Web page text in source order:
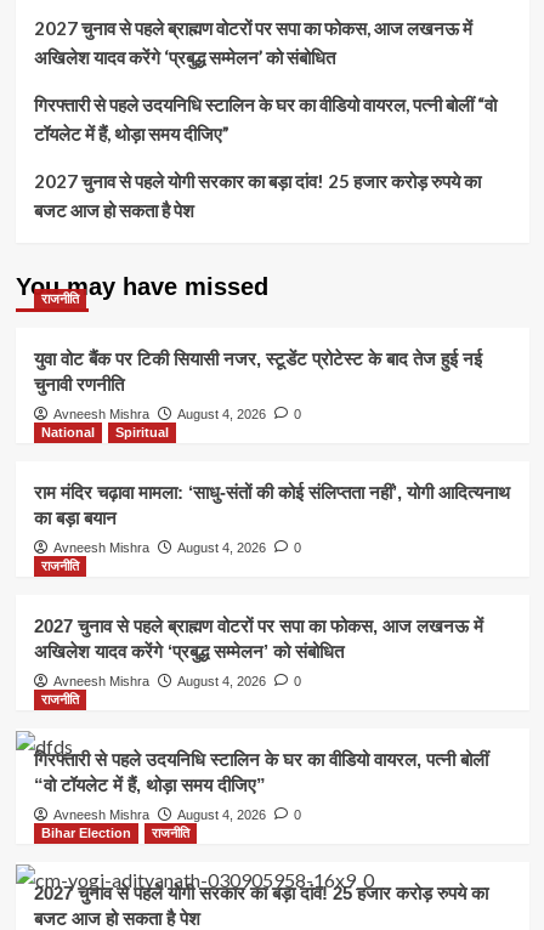
2027 चुनाव से पहले ब्राह्मण वोटरों पर सपा का फोकस, आज लखनऊ में
अखिलेश यादव करेंगे ‘प्रबुद्ध सम्मेलन’ को संबोधित
गिरफ्तारी से पहले उदयनिधि स्टालिन के घर का वीडियो वायरल, पत्नी बोलीं “वो
टॉयलेट में हैं, थोड़ा समय दीजिए”
2027 चुनाव से पहले योगी सरकार का बड़ा दांव! 25 हजार करोड़ रुपये का
बजट आज हो सकता है पेश
You may have missed
राजनीति
युवा वोट बैंक पर टिकी सियासी नजर, स्टूडेंट प्रोटेस्ट के बाद तेज हुई नई
चुनावी रणनीति
Avneesh Mishra August 4, 2026
0
National
Spiritual
राम मंदिर चढ़ावा मामला: ‘साधु-संतों की कोई संलिप्तता नहीं’, योगी आदित्यनाथ
का बड़ा बयान
Avneesh Mishra August 4, 2026
0
राजनीति
2027 चुनाव से पहले ब्राह्मण वोटरों पर सपा का फोकस, आज लखनऊ में
अखिलेश यादव करेंगे ‘प्रबुद्ध सम्मेलन’ को संबोधित
Avneesh Mishra August 4, 2026
0
राजनीति
गिरफ्तारी से पहले उदयनिधि स्टालिन के घर का वीडियो वायरल, पत्नी बोलीं
“वो टॉयलेट में हैं, थोड़ा समय दीजिए”
Avneesh Mishra August 4, 2026
0
Bihar Election
राजनीति
2027 चुनाव से पहले योगी सरकार का बड़ा दांव! 25 हजार करोड़ रुपये का
बजट आज हो सकता है पेश